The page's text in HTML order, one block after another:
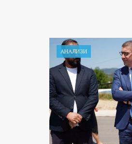
АНАЛИЗИ